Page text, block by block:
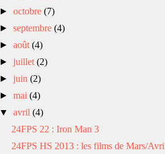
►octobre(7)
►septembre(4)
►août(4)
►juillet(2)
►juin(2)
►mai(4)
▼avril(4)
24FPS 22 : Iron Man 3
24FPS HS 2013 : les films de Mars/